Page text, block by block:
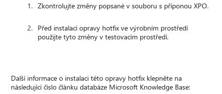
Zkontrolujte změny popsané v souboru s příponou XPO.
Před instalací opravy hotfix ve výrobním prostředí
použijte tyto změny v testovacím prostředí.
Další informace o instalaci této opravy hotfix klepněte na
následující číslo článku databáze Microsoft Knowledge Base: